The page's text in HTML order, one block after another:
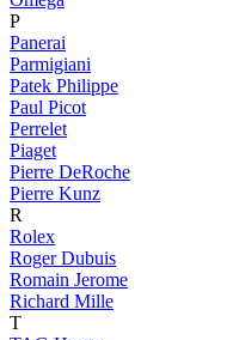
P
Panerai
Parmigiani
Patek Philippe
Paul Picot
Perrelet
Piaget
Pierre DeRoche
Pierre Kunz
R
Rolex
Roger Dubuis
Romain Jerome
Richard Mille
T